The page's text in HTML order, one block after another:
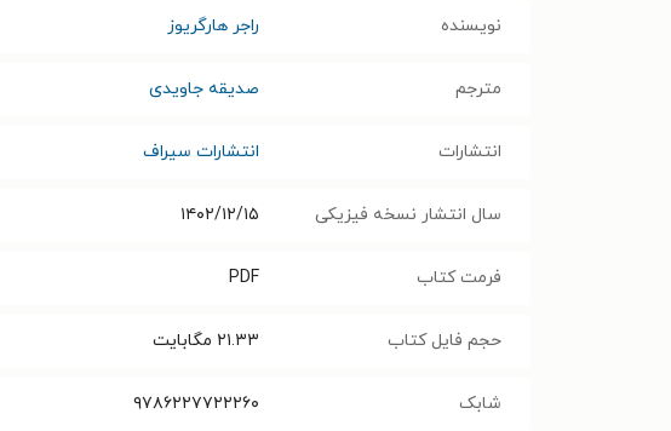
نویسنده راجر هارگریوز
مترجم صدیقه جاویدی
انتشارات انتشارات سیراف
سال انتشار نسخه فیزیکی ۱۴۰۲/۱۲/۱۵
فرمت کتاب PDF
حجم فایل کتاب ۲۱.۳۳ مگابایت
شابک ۹۷۸۶۲۲۷۷۲۲۲۶۰